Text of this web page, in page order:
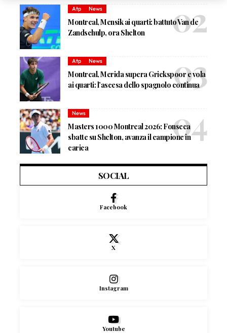
Atp News
Montreal, Mensik ai quarti: battuto Van de
Zandschulp, ora Shelton
Atp News
Montreal, Merida supera Griekspoor e vola
ai quarti: l’ascesa dello spagnolo continua
News
Masters 1000 Montreal 2026: Fonseca
sbatte su Shelton, avanza il campione in
carica
SOCIAL
Facebook
X
Instagram
Youtube